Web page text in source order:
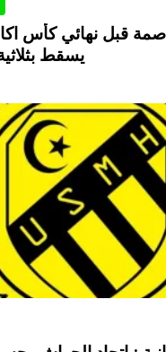
قبل نهائي كأس